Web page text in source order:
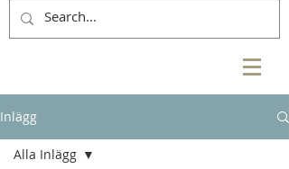
Inlägg
Alla Inlägg